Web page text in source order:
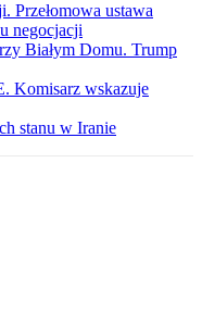
Przełomowa ustawa
negocjacji
Białym Domu. Trump
Komisarz wskazuje
stanu w Iranie